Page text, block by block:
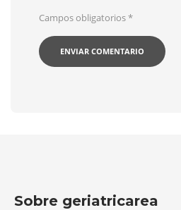
Campos obligatorios*
Sobre geriatricarea